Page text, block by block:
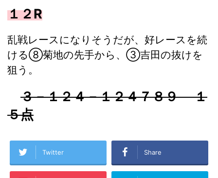
１２R
乱戦レースになりそうだが、好レースを続
ける⑧菊地の先手から、③吉田の抜けを
狙う。
３－１２４－１２４７８９ １
５点
Twitter Share